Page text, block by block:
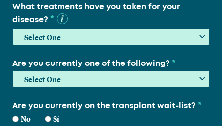
What treatments have you taken for your
disease? *
Are you currently one of the following? *
Are you currently on the transplant wait-list? *
No Sí